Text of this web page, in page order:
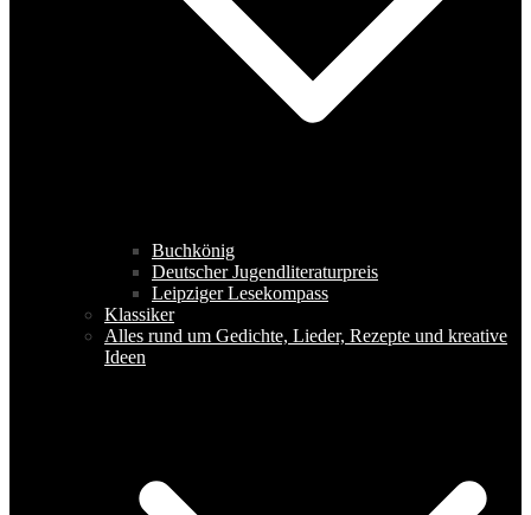
Buchkönig
Deutscher Jugendliteraturpreis
Leipziger Lesekompass
Klassiker
Alles rund um Gedichte, Lieder, Rezepte und kreative
Ideen